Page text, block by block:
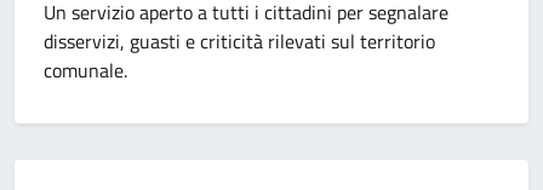
Un servizio aperto a tutti i cittadini per segnalare
disservizi, guasti e criticità rilevati sul territorio
comunale.